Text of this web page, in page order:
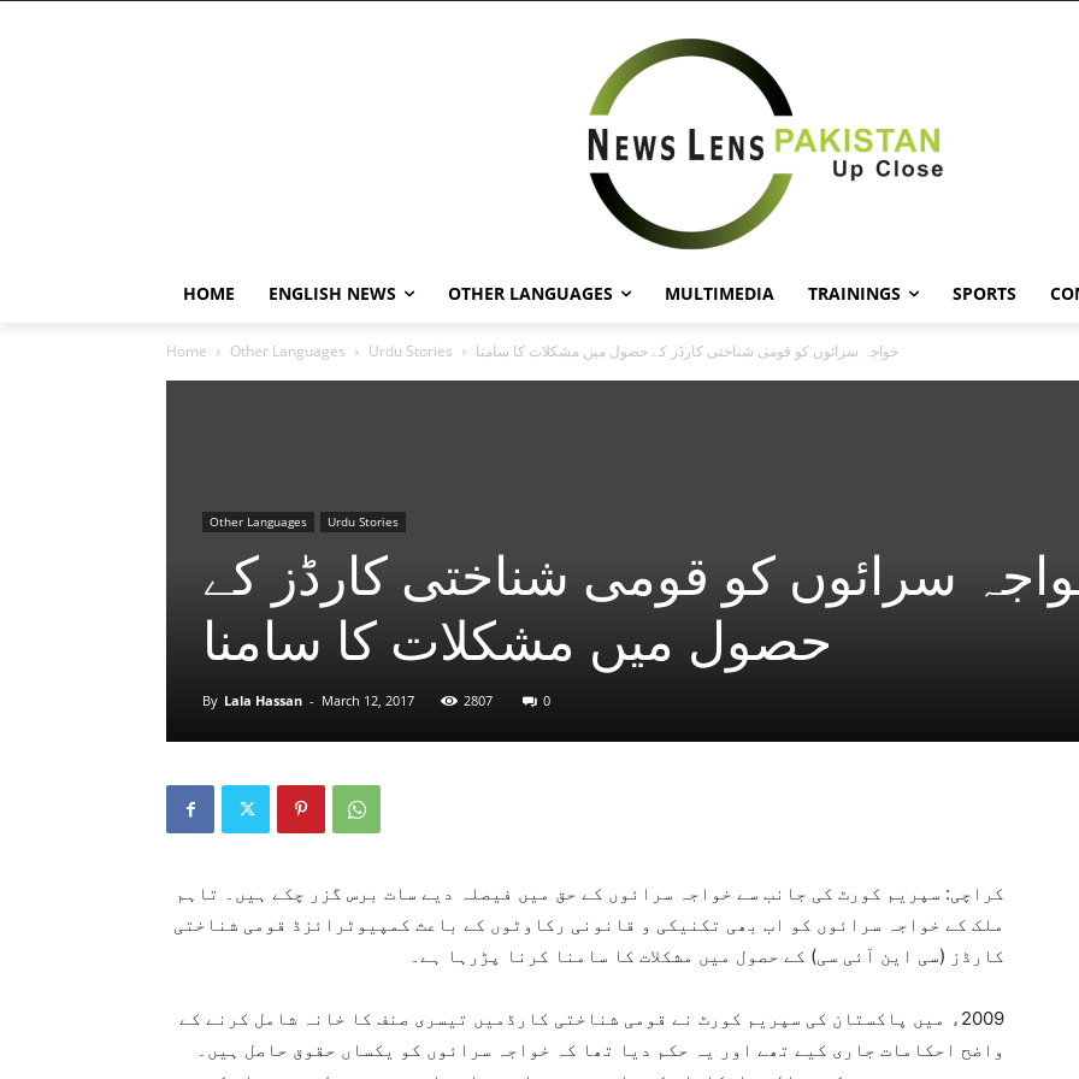
HOME ENGLISH NEWS OTHER LANGUAGES MULTIMEDIA TRAININGS SPORTS
Home Other Languages Urdu Stories خواجہ سرائوں کو قومی شناختی کارڈز کے حصول میں مشکلات کا سامنا
Other Languages Urdu Stories
سرائوں کو قومی شناختی کارڈز کے
حصول میں مشکلات کا سامنا
By Lala Hassan - March 12, 2017 2807 0
کراچی: سپریم کورٹ کی جانب سے خواجہ سرائوں کے حق میں فیصلہ دیے سات برس گزر چکے ہیں۔ تاہم
ملک کے خواجہ سرائوں کو اب بھی تکنیکی و قانونی رکاوٹوں کے باعث کمپیوٹرائزڈ قومی شناختی
کارڈز (سی این آئی سی) کے حصول میں مشکلات کا سامنا کرنا پڑرہا ہے۔
2009ء میں پاکستان کی سپریم کورٹ نے قومی شناختی کارڈمیں تیسری صنف کا خانہ شامل کرنے کے
واضح احکامات جاری کیے تھے اور یہ حکم دیا تھا کہ خواجہ سرائوں کو یکساں حقوق حاصل ہیں۔